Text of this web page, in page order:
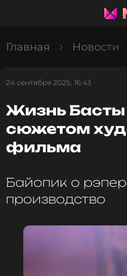
Главная Новости
24 сентября 2025, 16:43
Жизнь Басты
сюжетом
фильма
Байопик о
производство